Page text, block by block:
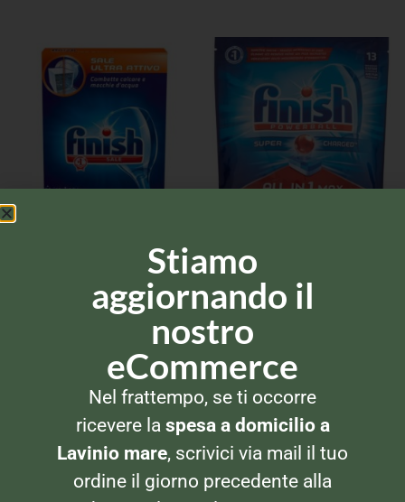
Finish Sale Lavastoviglie 1kgStiamo
aggiornando il
nostro
eCommerce
Nel frattempo, se ti occorre
ricevere la spesa a domicilio a
Lavinio mare, scrivici via mail il tuo
ordine il giorno precedente alla